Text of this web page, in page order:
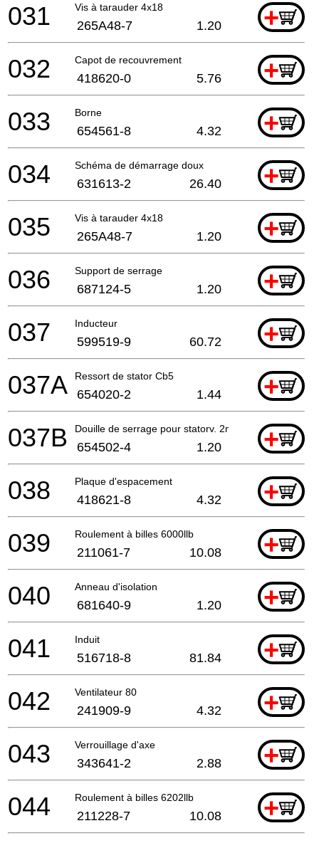
Vis à tarauder 4x18 +
031 265A48-7 1.20
Capot de recouvrement +
032 418620-0 5.76
Borne +
033 654561-8 4.32
Schéma de démarrage doux +
034 631613-2 26.40
Vis à tarauder 4x18 +
035 265A48-7 1.20
Support de serrage +
036 687124-5 1.20
Inducteur +
037 599519-9 60.72
Ressort de stator Cb5 +
037A 654020-2 1.44
Douille de serrage pour statorv. 2mm +
037B 654502-4 1.20
Plaque d'espacement +
038 418621-8 4.32
Roulement à billes 6000llb +
039 211061-7 10.08
Anneau d'isolation +
040 681640-9 1.20
Induit +
041 516718-8 81.84
Ventilateur 80 +
042 241909-9 4.32
Verrouillage d'axe +
043 343641-2 2.88
Roulement à billes 6202llb +
044 211228-7 10.08